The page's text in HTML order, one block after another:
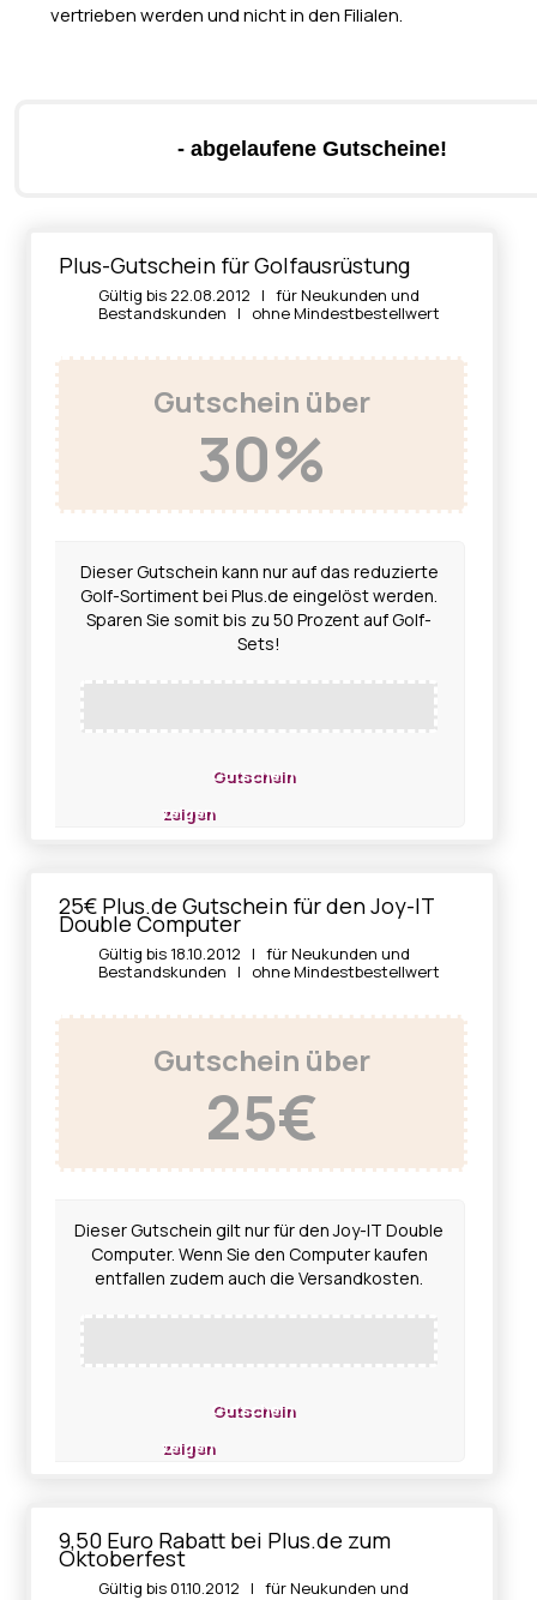
vertrieben werden und nicht in den Filialen.
- abgelaufene Gutscheine!
Plus-Gutschein für Golfausrüstung
Gültig bis 22.08.2012 | für Neukunden und
Bestandskunden | ohne Mindestbestellwert
Gutschein über
30%
Dieser Gutschein kann nur auf das reduzierte
Golf-Sortiment bei Plus.de eingelöst werden.
Sparen Sie somit bis zu 50 Prozent auf Golf-
Sets!
Gutschein
zeigen
25€ Plus.de Gutschein für den Joy-IT
Double Computer
Gültig bis 18.10.2012 | für Neukunden und
Bestandskunden | ohne Mindestbestellwert
Gutschein über
25€
Dieser Gutschein gilt nur für den Joy-IT Double
Computer. Wenn Sie den Computer kaufen
entfallen zudem auch die Versandkosten.
Gutschein
zeigen
9,50 Euro Rabatt bei Plus.de zum
Oktoberfest
Gültig bis 01.10.2012 | für Neukunden und